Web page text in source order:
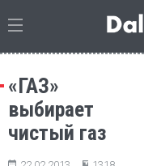
«ГАЗ»
выбирает
чистый газ